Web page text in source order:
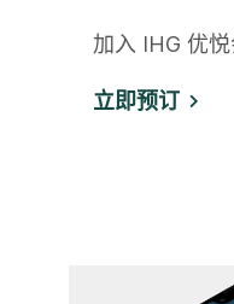
加入 IHG 优悦
立即预订